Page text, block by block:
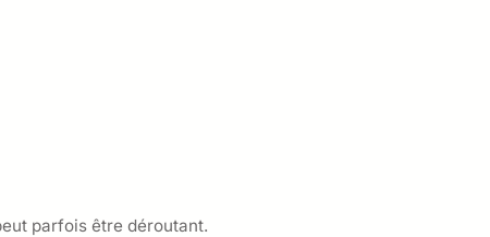
parfois être déroutant.